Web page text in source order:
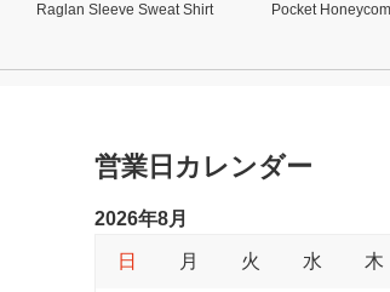
Raglan Sleeve Sweat Shirt Pocket
営業日カレンダー
2026年8月
日 月 火 水 木